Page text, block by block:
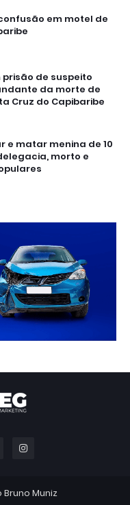
em motel de
de suspeito
da morte de
Cruz do Capibaribe
e matar menina de 10
morto e
Bruno Muniz